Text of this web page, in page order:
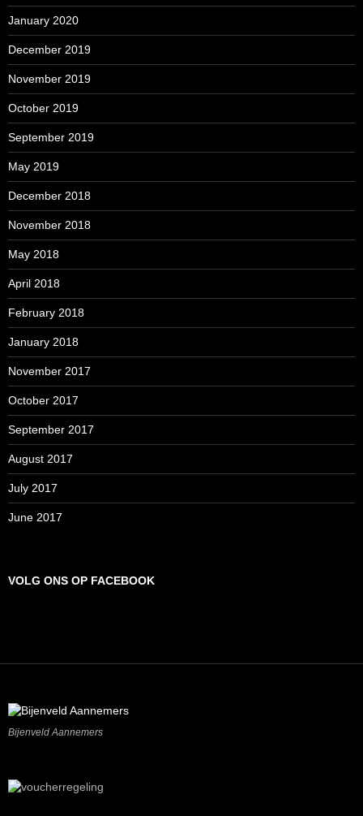
January 2020
December 2019
November 2019
October 2019
September 2019
May 2019
December 2018
November 2018
May 2018
April 2018
February 2018
January 2018
November 2017
October 2017
September 2017
August 2017
July 2017
June 2017
VOLG ONS OP FACEBOOK
Bijenveld Aannemers